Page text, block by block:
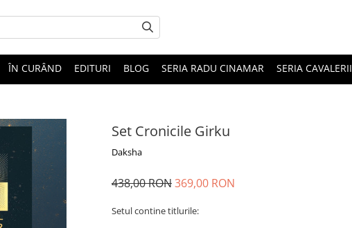
ÎN CURÂND EDITURI BLOG SERIA RADU CINAMAR SERIA CAVALERII
Set Cronicile Girku
Daksha
438,00 RON369,00 RON
Setul contine titlurile: